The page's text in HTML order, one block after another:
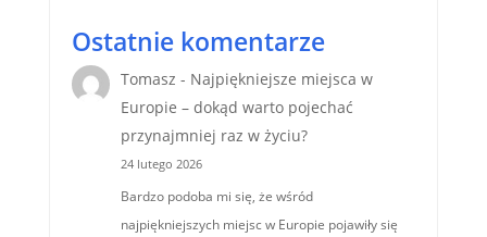
Ostatnie komentarze
Tomasz - Najpiękniejsze miejsca w
Europie – dokąd warto pojechać
przynajmniej raz w życiu?
24 lutego 2026
Bardzo podoba mi się, że wśród
najpiękniejszych miejsc w Europie pojawiły się